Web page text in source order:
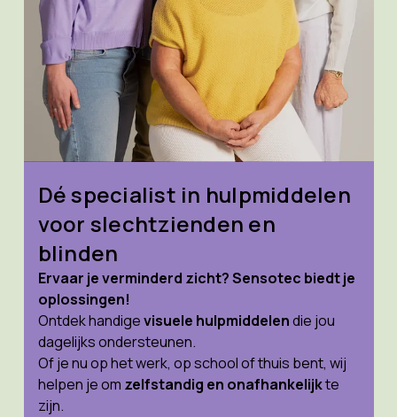
Dé specialist in hulpmiddelen
voor slechtzienden en
blinden
Ervaar je verminderd zicht? Sensotec biedt je
oplossingen!
Ontdek handigevisuele hulpmiddelendie jou
dagelijks ondersteunen.
Of je nu op het werk, op school of thuis bent, wij
helpen je om zelfstandig en onafhankelijkte
zijn.